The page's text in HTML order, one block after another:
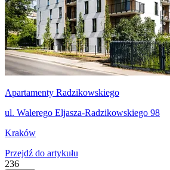
Apartamenty Radzikowskiego
ul. Walerego Eljasza-Radzikowskiego 98
Kraków
Przejdź do artykułu
236